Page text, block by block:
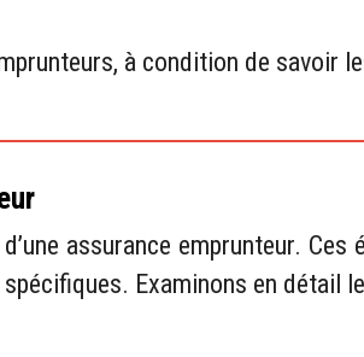
à condition de savoir
assurance emprunteur.
Examinons en détail